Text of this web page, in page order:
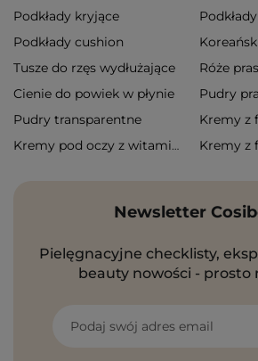
Podkłady kryjące
Podkłady cushion
Tusze do rzęs wydłużające
Róże
Cienie do powiek w płynie
Pudry
Pudry transparentne
Kremy pod oczy z witaminą c
Newsletter
Pielęgnacyjne checklisty,
beauty nowości - prosto
Podaj swój adres email